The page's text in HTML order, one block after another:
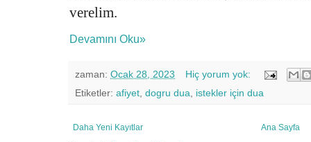
verelim.
Devamını Oku»
zaman: Ocak 28, 2023
Hiç yorum yok:
Etiketler: afiyet, dogru dua, istekler için dua
Daha Yeni Kayıtlar Ana Sayfa